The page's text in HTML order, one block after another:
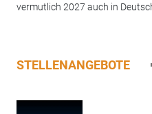
vermutlich 2027 auch in
STELLENANGEBOTE